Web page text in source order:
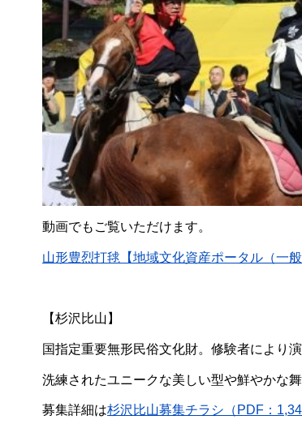
動画でもご覧いただけます。
山形豊烈打毬【地域文化資産ポータル（一
【杉沢比山】
国指定重要無形民俗文化財。修験者により
洗練されたユニークな美しい型や鮮やかな舞
募集詳細は杉沢比山募集チラシ（PDF：